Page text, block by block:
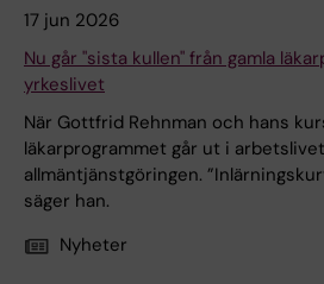
17 jun 2026
Nu går "sista kullen" från gamla
yrkeslivet
När Gottfrid Rehnman och hans
läkarprogrammet går ut i
allmäntjänstgöringen.
säger han.
Nyheter